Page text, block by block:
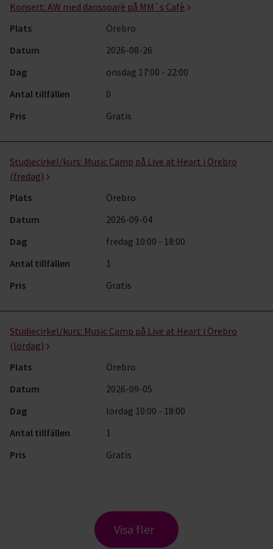
Konsert: AW med danssoarè på MM`s Cafè
Plats
Örebro
Datum
2026-08-26
Dag
onsdag 17:00 - 22:00
Antal tillfällen
0
Pris
Gratis
Studiecirkel/kurs: Music Camp på Live at Heart i Örebro
(fredag)
Plats
Örebro
Datum
2026-09-04
Dag
fredag 10:00 - 18:00
Antal tillfällen
1
Pris
Gratis
Studiecirkel/kurs: Music Camp på Live at Heart i Örebro
(lördag)
Plats
Örebro
Datum
2026-09-05
Dag
lördag 10:00 - 18:00
Antal tillfällen
1
Pris
Gratis
Visa fler